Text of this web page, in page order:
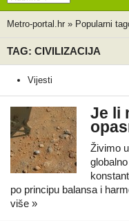
Metro-portal.hr » Popularni
TAG: CIVILIZACIJA
Vijesti
Je li
Živimo
po principu balansa i
više »